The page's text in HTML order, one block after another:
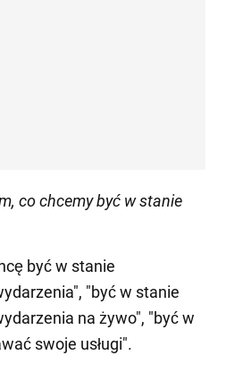
co chcemy być w stanie
być w stanie
"być w stanie
na żywo", "być w
swoje usługi".